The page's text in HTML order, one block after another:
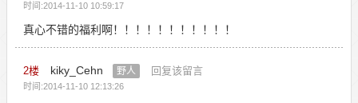
时间:2014-11-10 10:59:17
真心不错的福利啊！！！！！！！！！！！
2楼 kiky_Cehn 野人 回复该留言
时间:2014-11-10 12:13:26